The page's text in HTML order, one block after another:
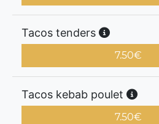
Tacos tenders
7.50€
Tacos kebab poulet
7.50€